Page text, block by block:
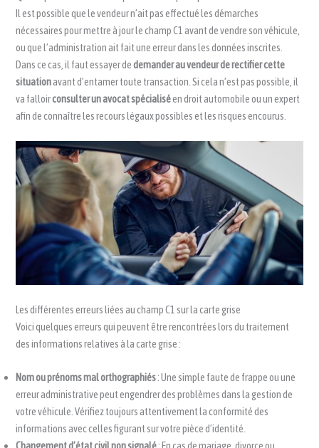
Il est possible que le vendeur n’ait pas effectué les démarches
nécessaires pour mettre à jour le champ C1 avant de vendre son véhicule,
ou que l’administration ait fait une erreur dans les données inscrites.
Dans ce cas, il faut essayer dedemander au vendeur de rectifier cette
situationavant d’entamer toute transaction. Si cela n’est pas possible, il
va falloirconsulter un avocat spécialiséen droit automobile ou un expert
afin de connaître les recours légaux possibles et les risques encourus.
Les différentes erreurs liées au champ C1 sur la carte grise
Voici quelques erreurs qui peuvent être rencontrées lors du traitement
des informations relatives à la carte grise :
Nom ou prénoms mal orthographiés: Une simple faute de frappe ou une
erreur administrative peut engendrer des problèmes dans la gestion de
votre véhicule. Vérifiez toujours attentivement la conformité des
informations avec celles figurant sur votre pièce d’identité.